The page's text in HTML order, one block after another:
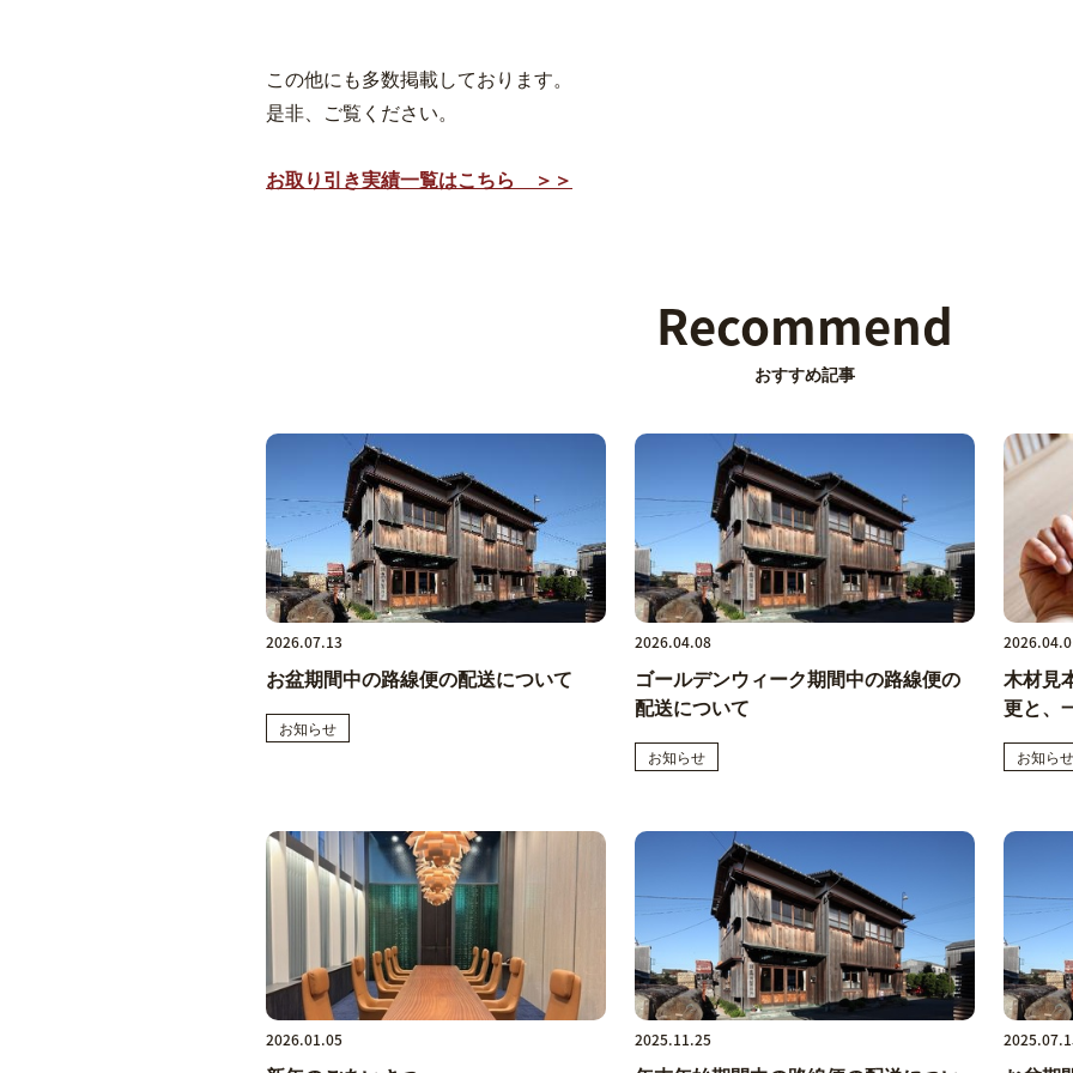
この他にも多数掲載しております。
是非、ご覧ください。
お取り引き実績一覧はこちら ＞＞
Recommend
おすすめ記事
2026.07.13
お盆期間中の路線便の配送について
お知らせ
2026.04.08
ゴールデンウィーク期間中の路線便の
配送について
お知らせ
木材見
更と、
お知らせ
2026.01.05 2025.11.25